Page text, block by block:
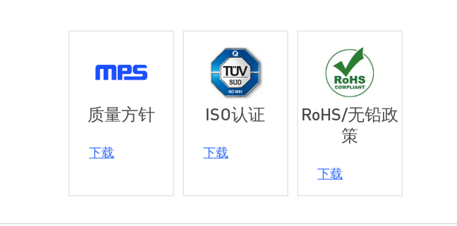
质量方针
下载
ISO认证
下载
RoHS/无铅政
策
下载